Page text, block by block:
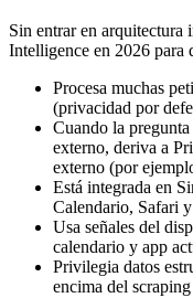
Sin entrar en arquitectura
Intelligence en 2026 para
Procesa muchas
(privacidad por
Cuando la
externo, deriva a
externo (por
Está integrada en
Calendario, Safari
Usa señales del
calendario y app
Privilegia datos
encima del